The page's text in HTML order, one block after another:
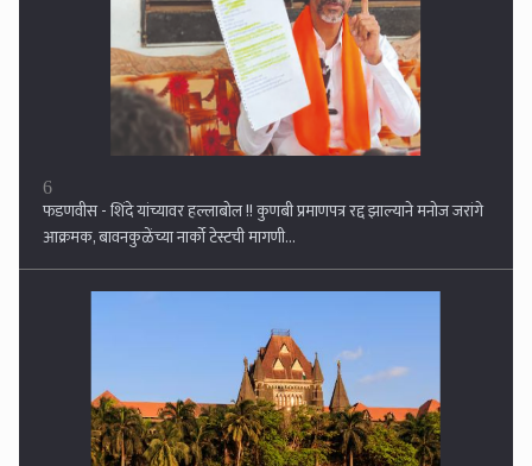
7
तुमची बाजू लवकरात लवकर ऐकून घेऊ, संप मागे घ्या , संपावर गेलेल्या डॉक्टरांना
हायकोर्टाचे निर्देश